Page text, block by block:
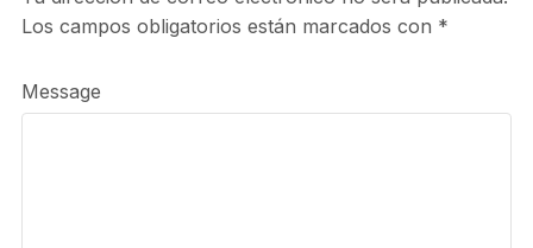
Los campos obligatorios están marcados con *
Message